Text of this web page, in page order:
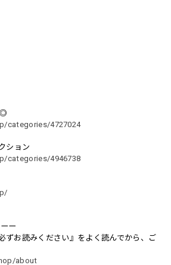
categories/4727024
ション
categories/4946738
ー
ずお読みください』をよく読んでから、ご
about